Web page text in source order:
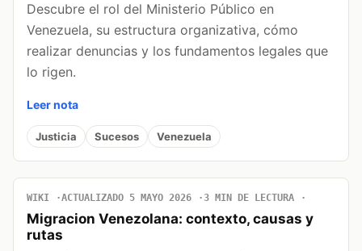
Descubre el rol del Ministerio Público en
Venezuela, su estructura organizativa, cómo
realizar denuncias y los fundamentos legales que
lo rigen.
Leer nota
Justicia Sucesos Venezuela
WIKI ACTUALIZADO 5 MAYO 2026 3 MIN DE LECTURA
Migracion Venezolana: contexto, causas y
rutas